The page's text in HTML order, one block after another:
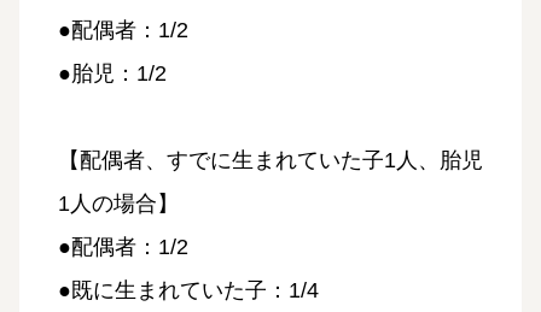
●配偶者：1/2
●胎児：1/2
【配偶者、すでに生まれていた子1人、胎児
1人の場合】
●配偶者：1/2
●既に生まれていた子：1/4